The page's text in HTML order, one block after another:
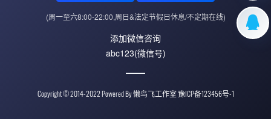
(周一至六8:00-22:00,周日&法定节假日休息/不定期在线)
添加微信咨询
abc123(微信号)
Copyright © 2014-2022 Powered By懒鸟飞工作室豫ICP备123456号-1